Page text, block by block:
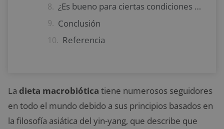
¿Es bueno para ciertas condiciones de salud?
Conclusión
Referencia
La dieta macrobiótica tiene numerosos seguidores
en todo el mundo debido a sus principios basados en
la filosofía asiática del yin-yang, que describe que